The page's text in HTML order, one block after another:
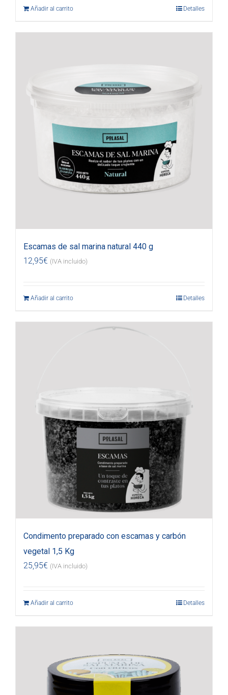
Añadir al carrito Detalles
Escamas de sal marina natural 440 g
12,95€ (IVA incluido)
Añadir al carrito Detalles
Condimento preparado con escamas y carbón
vegetal 1,5 Kg
25,95€ (IVA incluido)
Añadir al carrito Detalles